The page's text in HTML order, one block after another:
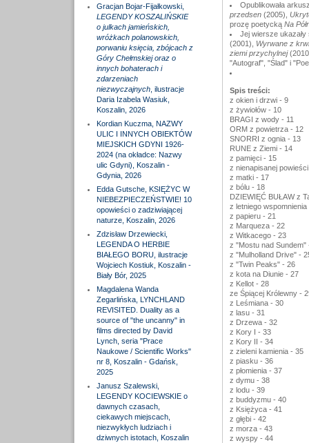
Gracjan Bojar-Fijałkowski,
LEGENDY KOSZALIŃSKIE
o julkach jamieńskich,
wróżkach polanowskich,
porwaniu księcia, zbójcach z
Góry Chełmskiej oraz o
innych bohaterach i
zdarzeniach
niezwyczajnych, ilustracje
Daria Izabela Wasiuk,
Koszalin, 2026
Kordian Kuczma, NAZWY
ULIC I INNYCH OBIEKTÓW
MIEJSKICH GDYNI 1926-
2024 (na okładce: Nazwy
ulic Gdyni), Koszalin -
Gdynia, 2026
Edda Gutsche, KSIĘŻYC W
NIEBEZPIECZEŃSTWIE! 10
opowieści o zadziwiającej
naturze, Koszalin, 2026
Zdzisław Drzewiecki,
LEGENDA O HERBIE
BIAŁEGO BORU, ilustracje
Wojciech Kostiuk, Koszalin -
Biały Bór, 2025
Magdalena Wanda
Zegarlińska, LYNCHLAND
REVISITED. Duality as a
source of "the uncanny" in
films directed by David
Lynch, seria "Prace
Naukowe / Scientific Works"
nr 8, Koszalin - Gdańsk,
2025
Janusz Szalewski,
LEGENDY KOCIEWSKIE o
dawnych czasach,
ciekawych miejscach,
niezwykłych ludziach i
dziwnych istotach, Koszalin
Opublikowała
przedsen(2005),
prozę poetycką Na
Jej wiersze
(2001),
Wyrwane z
ziemi przychylnej
"Autograf", "Ślad" i
Spis treści:
z okien i drzwi - 9
z żywiołów - 10
BRAGI z wody - 11
ORM z powietrza - 12
SNORRI z ognia - 13
RUNE z Ziemi - 14
z pamięci - 15
z nienapisanej
z matki - 17
z bólu - 18
DZIEWIĘĆ BUŁAW z
z letniego wspomnienia
z papieru - 21
z Marqueza - 22
z Witkacego - 23
z "Mostu nad Sundem"
z "Mulholland Drive" -
z "Twin Peaks" - 26
z kota na Diunie - 27
z Kellot - 28
ze Śpiącej Królewny -
z Leśmiana - 30
z lasu - 31
z Drzewa - 32
z Kory I - 33
z Kory II - 34
z zieleni kamienia - 35
z piasku - 36
z płomienia - 37
z dymu - 38
z lodu - 39
z buddyzmu - 40
z Księżyca - 41
z głębi - 42
z morza - 43
z wyspy - 44